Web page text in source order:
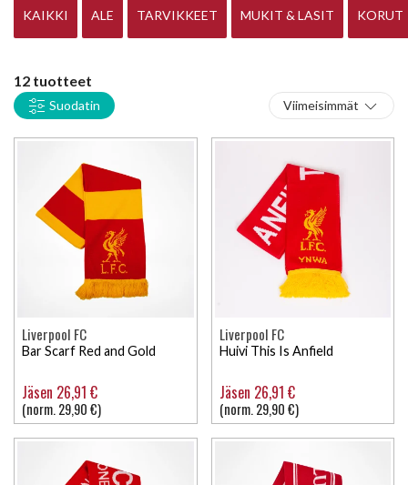
KAIKKI ALE TARVIKKEET MUKIT & LASIT KORUT
12 tuotteet
Suodatin Viimeisimmät
Liverpool FC
Bar Scarf Red and Gold
Jäsen 26,91 €
(norm. 29,90 €)
Liverpool FC
Huivi This Is Anfield
Jäsen 26,91 €
(norm. 29,90 €)